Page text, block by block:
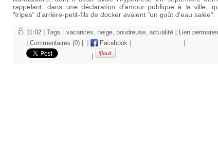
rappelant, dans une déclaration d'amour publique à la ville,
"tripes" d'arrière-petit-fils de docker avaient "un goût d'eau salée".
11:02 | Tags : vacances neige poudreuse actualité
Lien
Commentaires (0) Facebook